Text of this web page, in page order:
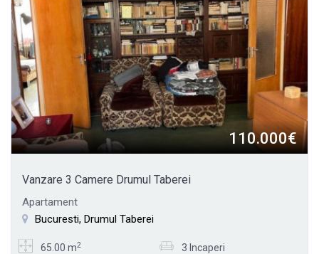
110.000€
Vanzare 3 Camere Drumul Taberei
Apartament
Bucuresti, Drumul Taberei
65.00 m2 3 Incaperi